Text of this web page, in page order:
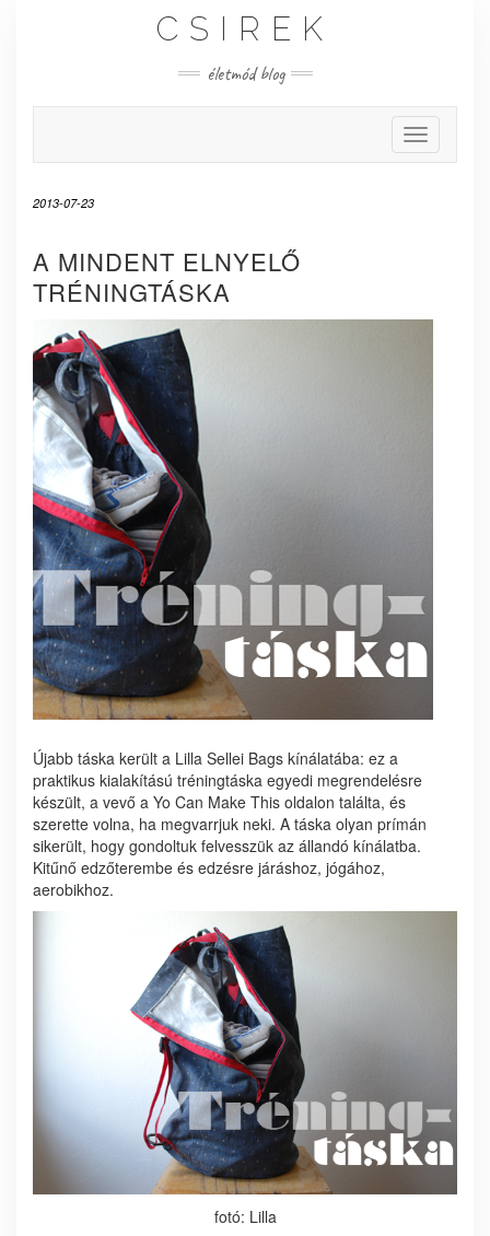
CSIREK
életmód blog
Toggle
2013-07-23
A MINDENT ELNYELŐ
TRÉNINGTÁSKA
Újabb táska került a Lilla Sellei Bags kínálatába: ez a
praktikus kialakítású tréningtáska egyedi megrendelésre
készült, a vevő a Yo Can Make This oldalon találta, és
szerette volna, ha megvarrjuk neki. A táska olyan prímán
sikerült, hogy gondoltuk felvesszük az állandó kínálatba.
Kitűnő edzőterembe és edzésre járáshoz, jógához,
aerobikhoz.
fotó: Lilla